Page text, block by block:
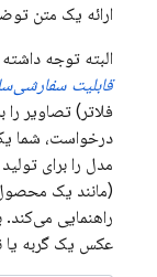
ارائه یک متن
البته توجه
قابلیت
فلاتر) تصاویر
درخواست، شما
مدل را برای
(مانند یک
راهنمایی
عکس یک گربه یا